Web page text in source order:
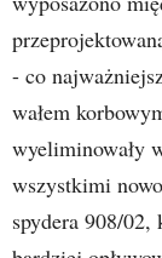
- co
wałem
wyeliminowały
wszystkimi
spydera 908/